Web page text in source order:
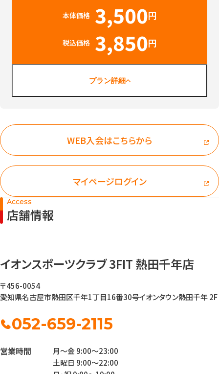
本体価格 3,500円
税込価格 3,850円
プラン詳細
WEB入会はこちらから
マイページログイン
Access
店舗情報
イオンスポーツクラブ 3FIT 熱田千年店
〒456-0054
愛知県名古屋市熱田区千年1丁目16番30号イオンタウン熱田千年 2F
052-659-2115
営業時間
月～金 9:00〜23:00
土曜日 9:00〜22:00